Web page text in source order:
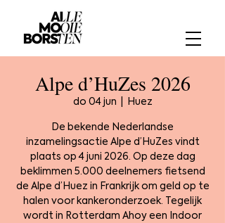
Alpe d’HuZes 2026
do 04 jun Huez
De bekende Nederlandse
inzamelingsactie Alpe d’HuZes vindt
plaats op 4 juni 2026. Op deze dag
beklimmen 5.000 deelnemers fietsend
de Alpe d’Huez in Frankrijk om geld op te
halen voor kankeronderzoek. Tegelijk
wordt in Rotterdam Ahoy een Indoor